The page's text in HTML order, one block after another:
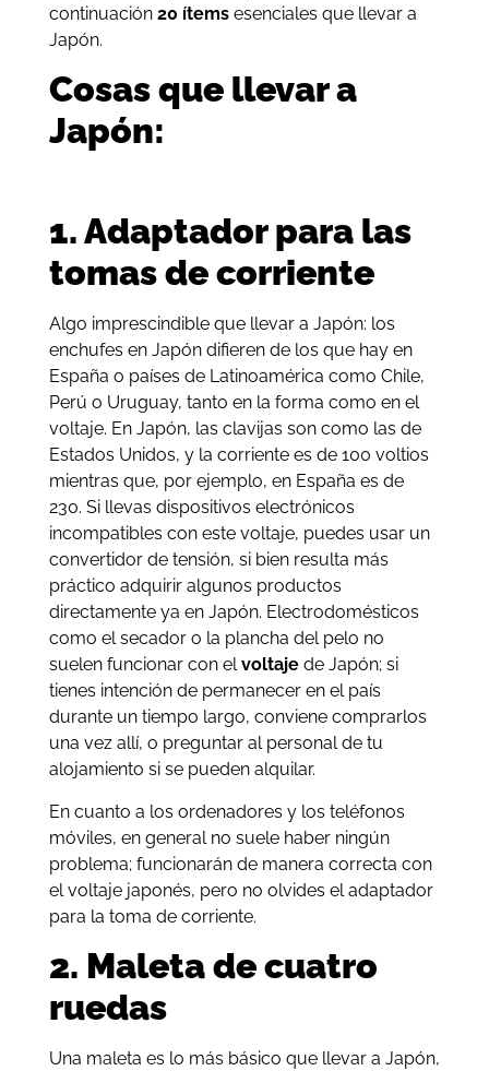
continuación 20 ítemsesenciales que llevar a
Japón.
Cosas que llevar a
Japón:
1. Adaptador para las
tomas de corriente
Algo imprescindible que llevar a Japón: los
enchufes en Japón difieren de los que hay en
España o países de Latinoamérica como Chile,
Perú o Uruguay, tanto en la forma como en el
voltaje. En Japón, las clavijas son como las de
Estados Unidos, y la corriente es de 100 voltios
mientras que, por ejemplo, en España es de
230. Si llevas dispositivos electrónicos
incompatibles con este voltaje, puedes usar un
convertidor de tensión, si bien resulta más
práctico adquirir algunos productos
directamente ya en Japón. Electrodomésticos
como el secador o la plancha del pelo no
suelen funcionar con elvoltajede Japón; si
tienes intención de permanecer en el país
durante un tiempo largo, conviene comprarlos
una vez allí, o preguntar al personal de tu
alojamiento si se pueden alquilar.
En cuanto a los ordenadores y los teléfonos
móviles, en general no suele haber ningún
problema; funcionarán de manera correcta con
el voltaje japonés, pero no olvides el adaptador
para la toma de corriente.
2. Maleta de cuatro
ruedas
Una maleta es lo más básico que llevar a Japón,